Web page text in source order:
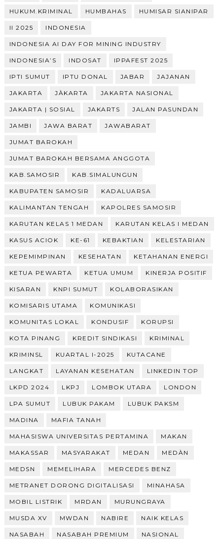
HUKUM.KRIMINAL HUMBAHAS HUMISAR SIANIPAR
II 2025 INDONESIA
INDONESIA AI DAY FOR MINING INDUSTRY
INDONESIA’S INDOSAT IPPAFEST 2025
IPTI SUMUT IPTU DONAL JABAR JAJANAN
JAKARTA JÀKARTA JAKARTA NASIONAL
JAKARTA | SOSIAL JAKARTS JALAN PASUNDAN
JAMBI JAWA BARAT JAWABARAT
JUMAT BAROKAH
JUMAT BAROKAH BERSAMA ANGGOTA
KAB.SAMOSIR KAB.SIMALUNGUN
KABUPATEN SAMOSIR KADALUARSA
KALIMANTAN TENGAH KAPOLRES SAMOSIR
KARUTAN KELAS 1 MEDAN KARUTAN KELAS I MEDAN
KASUS ACIOK KE-61 KEBAKTIAN KELESTARIAN
KEPEMIMPINAN KESEHATAN KETAHANAN ENERGI
KETUA PEWARTA KETUA UMUM KINERJA POSITIF
KISARAN KNPI SUMUT KOLABORASIKAN
KOMISARIS UTAMA KOMUNIKASI
KOMUNITAS LOKAL KONDUSIF KORUPSI
KOTA PINANG KREDIT SINDIKASI KRIMINAL
KRIMINSL KUARTAL I-2025 KUTACANE
LANGKAT LAYANAN KESEHATAN LINKEDIN TOP
LKPD 2024 LKPJ LOMBOK UTARA LONDON
LPA SUMUT LUBUK PAKAM LUBUK PAKSM
MADINA MAFIA TANAH
MAHASISWA UNIVERSITAS PERTAMINA MAKAN
MAKASSAR MASYARAKAT MEDAN MEDÀN
MEDSN MEMELIHARA MERCEDES BENZ
METRANET DORONG DIGITALISASI MINAHASA
MOBIL LISTRIK MRDAN MURUNGRAYA
MUSDA XV MWDAN NABIRE NAIK KELAS
NASABAH NASABAH PREMIUM NASIONAL